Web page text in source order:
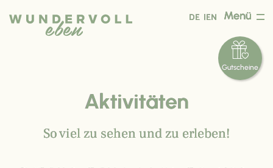
Inhalt
DE EN Menü
Gut­scheine
CHALETS
Aktivitäten
So viel zu sehen und zu erleben!